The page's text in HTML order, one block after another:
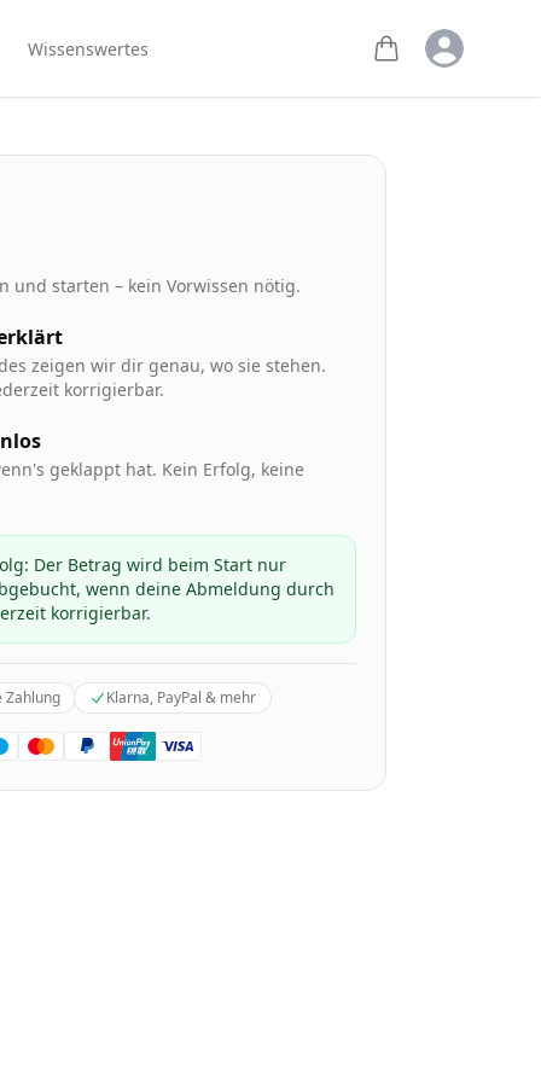
Wissenswertes Open user
und starten – kein Vorwissen nötig.
zeigen wir dir genau, wo sie stehen.
korrigierbar.
geklappt hat. Kein Erfolg, keine
Der Betrag wird beim Start nur
wenn deine Abmeldung durch
korrigierbar.
Zahlung Klarna, PayPal & mehr